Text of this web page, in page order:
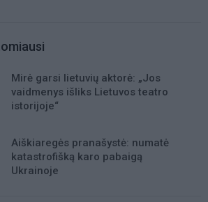
Mirė garsi lietuvių aktorė: „Jos
vaidmenys išliks Lietuvos teatro
istorijoje“
Aiškiaregės pranašystė: numatė
katastrofišką karo pabaigą
Ukrainoje